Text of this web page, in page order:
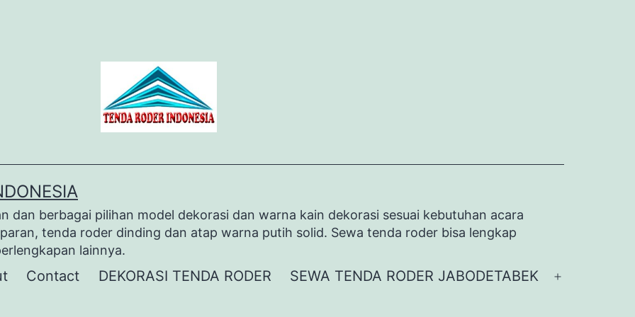
dan berbagai pilihan model dekorasi dan warna kain dekorasi sesuai kebutuhan acara
tenda roder dinding dan atap warna putih solid. Sewa tenda roder bisa lengkap
lainnya.
Contact DEKORASI TENDA RODER SEWA TENDA RODER JABODETABEK